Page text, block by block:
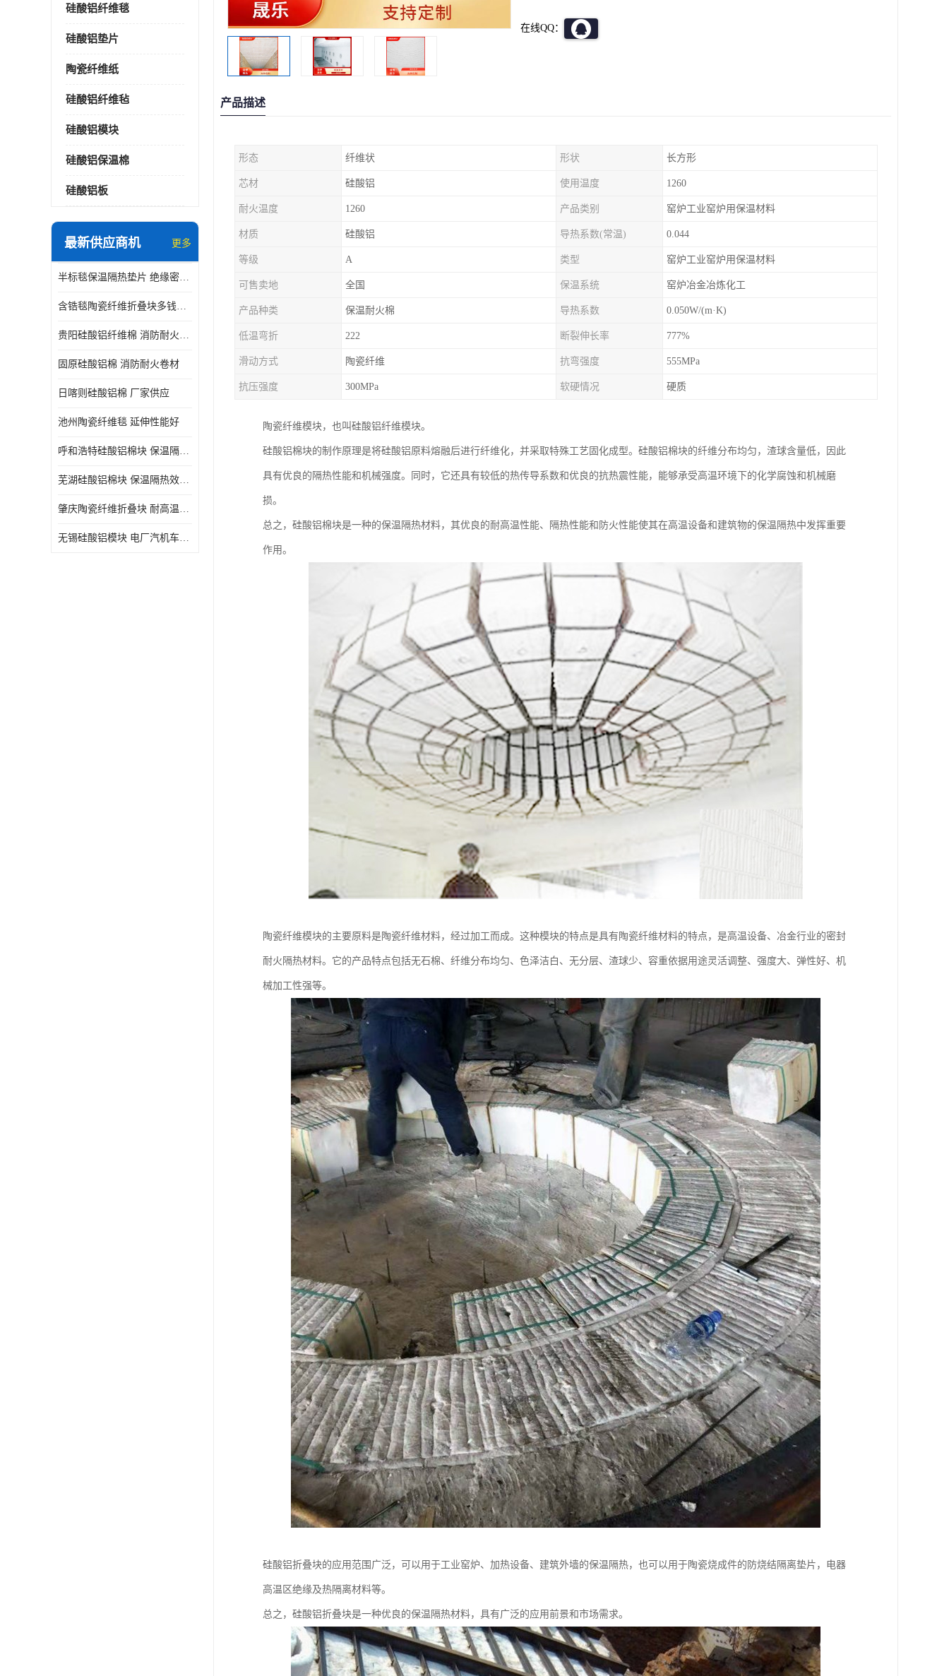
硅酸铝纤维毯
硅酸铝垫片
陶瓷纤维纸
硅酸铝纤维毡
硅酸铝模块
硅酸铝保温棉
硅酸铝板
最新供应商机 更多
半标毯保温隔热垫片 绝缘密封垫片
含锆毯陶瓷纤维折叠块多钱一立方 硅酸铝模块
贵阳硅酸铝纤维棉 消防耐火卷材
固原硅酸铝棉 消防耐火卷材
日喀则硅酸铝棉 厂家供应
池州陶瓷纤维毯 延伸性能好
呼和浩特硅酸铝棉块 保温隔热效果好
芜湖硅酸铝棉块 保温隔热效果好
肇庆陶瓷纤维折叠块 耐高温阻燃 抗撕裂 质地硬
无锡硅酸铝模块 电厂汽机车间设备管道保温用硅酸铝棉
在线QQ：
产品描述
形态 纤维状 形状 长方形
芯材 硅酸铝 使用温度 1260
耐火温度 1260 产品类别 窑炉工业窑炉用保温材料
材质 硅酸铝 导热系数(常温) 0.044
等级 A 类型 窑炉工业窑炉用保温材料
可售卖地 全国 保温系统 窑炉冶金冶炼化工
产品种类 保温耐火棉 导热系数 0.050W/(m·K)
低温弯折 222 断裂伸长率 777%
滑动方式 陶瓷纤维 抗弯强度 555MPa
抗压强度 300MPa 软硬情况 硬质
陶瓷纤维模块，也叫硅酸铝纤维模块。
硅酸铝棉块的制作原理是将硅酸铝原料熔融后进行纤维化，并采取特殊工艺固化成型。硅酸铝棉块的纤维分布均匀，渣球含量低，因此
具有优良的隔热性能和机械强度。同时，它还具有较低的热传导系数和优良的抗热震性能，能够承受高温环境下的化学腐蚀和机械磨
损。
总之，硅酸铝棉块是一种的保温隔热材料，其优良的耐高温性能、隔热性能和防火性能使其在高温设备和建筑物的保温隔热中发挥重要
作用。
陶瓷纤维模块的主要原料是陶瓷纤维材料，经过加工而成。这种模块的特点是具有陶瓷纤维材料的特点，是高温设备、冶金行业的密封
耐火隔热材料。它的产品特点包括无石棉、纤维分布均匀、色泽洁白、无分层、渣球少、容重依据用途灵活调整、强度大、弹性好、机
械加工性强等。
硅酸铝折叠块的应用范围广泛，可以用于工业窑炉、加热设备、建筑外墙的保温隔热，也可以用于陶瓷烧成件的防烧结隔离垫片，电器
高温区绝缘及热隔离材料等。
总之，硅酸铝折叠块是一种优良的保温隔热材料，具有广泛的应用前景和市场需求。